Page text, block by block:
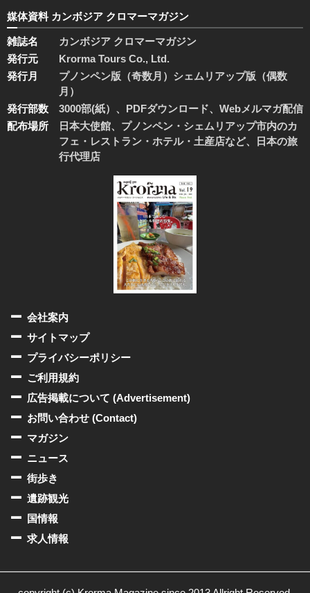
媒体資料 カンボジア クロマーマガジン
雑誌名
カンボジア クロマーマガジン
発行元
Krorma Tours Co., Ltd.
発行月
プノンペン版（奇数月）シェムリアップ版（偶数
月）
発行部数
3000部(紙）、PDFダウンロード、Webメルマガ配信
配布場所
日本大使館、プノンペン・シェムリアップ市内のカ
フェ・レストラン・ホテル・土産店など、日本の旅
行代理店
会社案内
サイトマップ
プライバシーポリシー
ご利用規約
広告掲載について (Advertisement)
お問い合わせ (Contact)
マガジン
ニュース
街歩き
遺跡観光
国情報
求人情報